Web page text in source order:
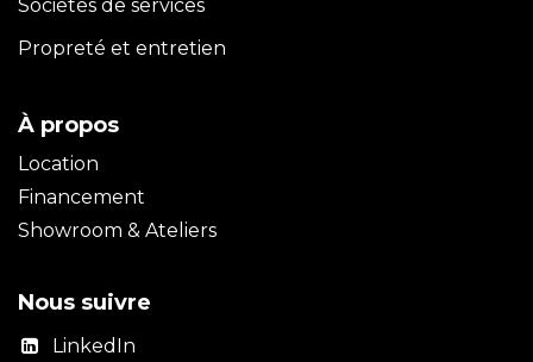
Sociétés de services
Propreté et entretien
À propos
Location
Financement
Showroom & Ateliers
Nous suivre
LinkedIn